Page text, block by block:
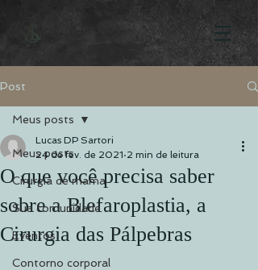
Post
Meus posts
Cirurgia de mama
Sua comunidade
Eventos
Contorno corporal
Meus posts
O que você precisa saber
sobre a Blefaroplastia, a
Cirurgia das Pálpebras
Lucas DP Sartori
24 de fev. de 2021 2 min de leitura